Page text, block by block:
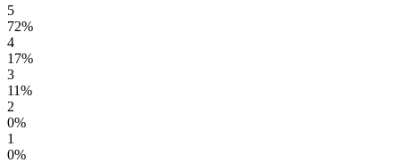
5
72%
4
17%
3
11%
2
0%
1
0%